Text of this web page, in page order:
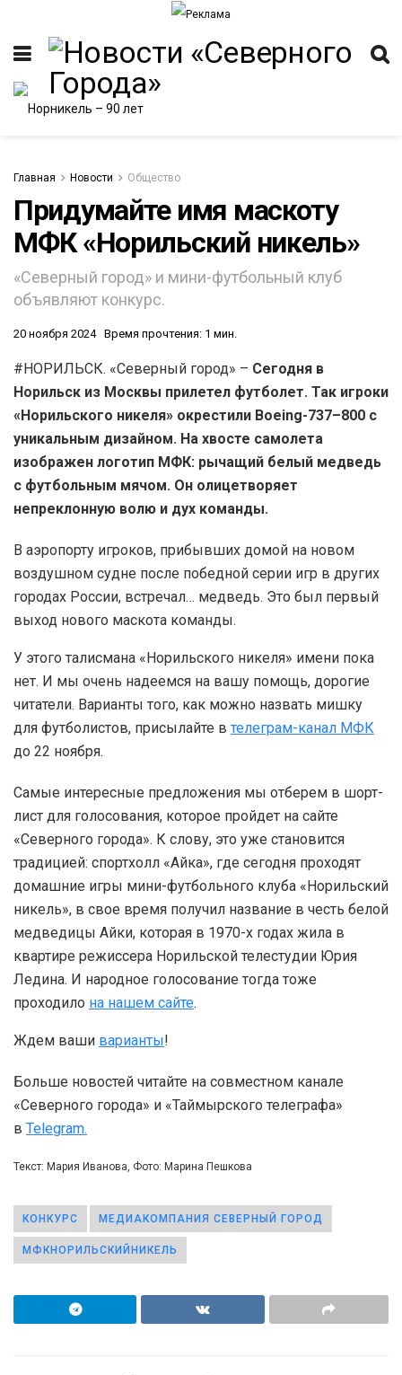
Главная Новости Общество
Придумайте имя маскоту
МФК «Норильский никель»
«Северный город» и мини-футбольный клуб
объявляют конкурс.
20 ноября 2024 Время прочтения: 1 мин.
#НОРИЛЬСК. «Северный город» – Сегодня в
Норильск из Москвы прилетел футболет. Так игроки
«Норильского никеля» окрестили Boeing-737–800 с
уникальным дизайном. На хвосте самолета
изображен логотип МФК: рычащий белый медведь
с футбольным мячом. Он олицетворяет
непреклонную волю и дух команды.
В аэропорту игроков, прибывших домой на новом
воздушном судне после победной серии игр в других
городах России, встречал… медведь. Это был первый
выход нового маскота команды.
У этого талисмана «Норильского никеля» имени пока
нет. И мы очень надеемся на вашу помощь, дорогие
читатели. Варианты того, как можно назвать мишку
для футболистов, присылайте в телеграм-канал МФК
до 22 ноября.
Самые интересные предложения мы отберем в шорт-
лист для голосования, которое пройдет на сайте
«Северного города». К слову, это уже становится
традицией: спортхолл «Айка», где сегодня проходят
домашние игры мини-футбольного клуба «Норильский
никель», в свое время получил название в честь белой
медведицы Айки, которая в 1970-х годах жила в
квартире режиссера Норильской телестудии Юрия
Ледина. И народное голосование тогда тоже
проходило на нашем сайте.
Ждем ваши варианты!
Больше новостей читайте на совместном канале
«Северного города» и «Таймырского телеграфа»
в Telegram.
Текст: Мария Иванова, Фото: Марина Пешкова
КОНКУРС МЕДИАКОМПАНИЯ СЕВЕРНЫЙ ГОРОД
МФКНОРИЛЬСКИЙНИКЕЛЬ